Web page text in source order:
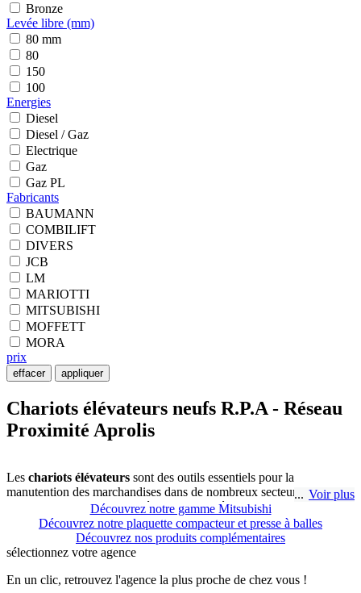
Bronze
Levée libre (mm)
80 mm
80
150
100
Energies
Diesel
Diesel / Gaz
Electrique
Gaz
Gaz PL
Fabricants
BAUMANN
COMBILIFT
DIVERS
JCB
LM
MARIOTTI
MITSUBISHI
MOFFETT
MORA
prix
effacer appliquer
Chariots élévateurs neufs R.P.A - Réseau
Proximité Aprolis
Les chariots élévateurs sont des outils essentiels pour la
manutention des marchandises dans de nombreux secteurs
industriels. Chez R.P.A - Réseau Proximité Aprolis, nous proposons
des chariots élévateurs neuf, adaptés à des besoins variés, que ce soit
pour des travaux en intérieur ou en extérieur. Nos machines sont
conçues pour offrir des performances fiables et sécurisées,
modèles électriques, par exemple, sont parfaitement adaptés aux
Voir plus
Découvrez notre gamme Mitsubishi
Découvrez notre plaquette compacteur et presse à balles
Découvrez nos produits complémentaires
sélectionnez votre agence
En un clic, retrouvez l'agence la plus proche de chez vous !